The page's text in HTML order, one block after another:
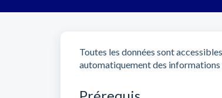
Toutes les données sont
automatiquement des